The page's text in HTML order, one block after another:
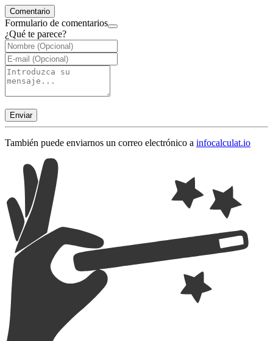
Comentario
Formulario de comentarios
¿Qué te parece?
Enviar
También puede enviarnos un correo electrónico a infocalculat.io